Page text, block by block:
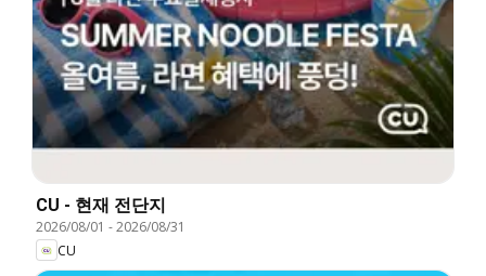
CU - 현재 전단지
2026/08/01 -2026/08/31
CU